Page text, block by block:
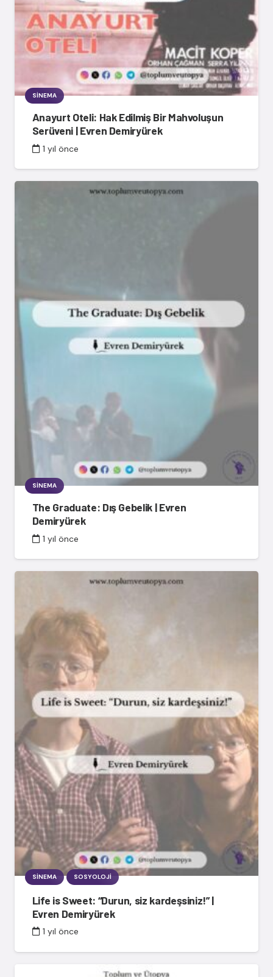
SINEMA
Anayurt Oteli: Hak Edilmiş Bir Mahvoluşun
Serüveni | Evren Demiryürek
1 yıl önce
SINEMA
The Graduate: Dış Gebelik | Evren
Demiryürek
1 yıl önce
SINEMA SOSYOLOJI
Life is Sweet: “Durun, siz kardeşsiniz!” |
Evren Demiryürek
1 yıl önce